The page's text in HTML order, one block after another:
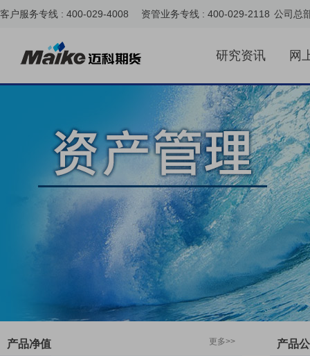
客户服务专线 : 400-029-4008 资管业务专线 : 400-029-2118 公司总
研究资讯 网
更多>>
产品净值 产品